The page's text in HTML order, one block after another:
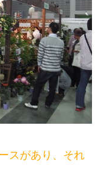
スがあり、それ